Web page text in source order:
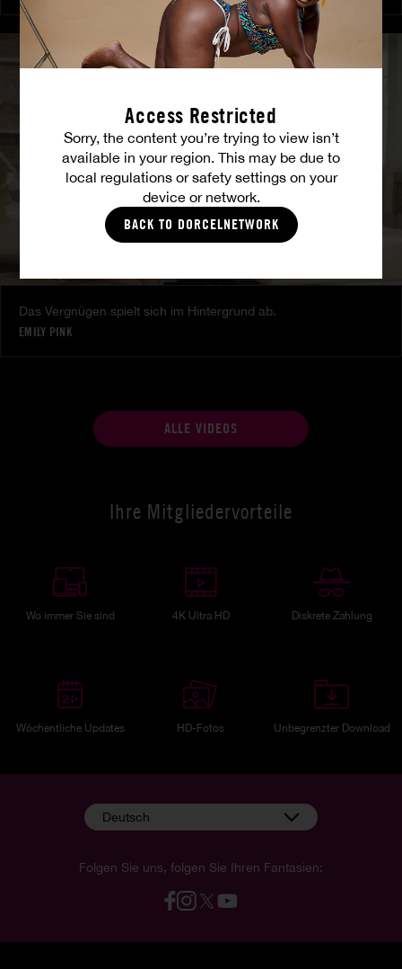
Access Restricted
Sorry, the content you’re trying to view isn’t
available in your region. This may be due to
local regulations or safety settings on your
device or network.
BACK TO DORCELNETWORK
Das Vergnügen spielt sich im Hintergrund ab.
EMILY PINK
ALLE VIDEOS
Ihre Mitgliedervorteile
Wo immer Sie sind 4K Ultra HD Diskrete Zahlung
Wöchentliche Updates HD-Fotos Unbegrenzter Download
Folgen Sie uns, folgen Sie Ihren Fantasien:
Deutsch